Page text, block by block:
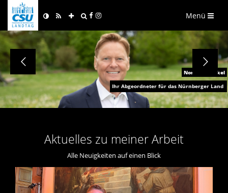
Menü
Norbert Dünkel
Ihr Abgeordneter für das Nürnberger Land
Aktuelles zu meiner Arbeit
Alle Neuigkeiten auf einen Blick